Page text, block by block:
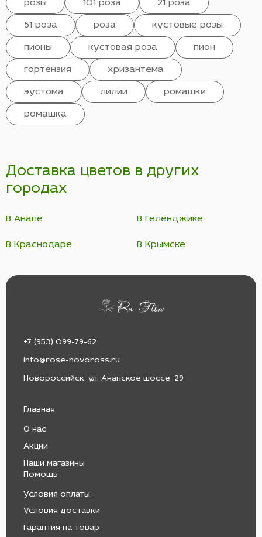
розы 101 роза 21 роза
51 роза роза кустовые розы
пионы кустовая роза пион
гортензия хризантема
эустома лилии ромашки
ромашка
Доставка цветов в других
городах
В Анапе В Геленджике
В Краснодаре В Крымске
+7 (953) 099-79-62
info@rose-novoross.ru
Новороссийск, ул. Анапское шоссе, 29
Главная
О нас
Акции
Наши магазины
Помощь
Условия оплаты
Условия доставки
Гарантия на товар